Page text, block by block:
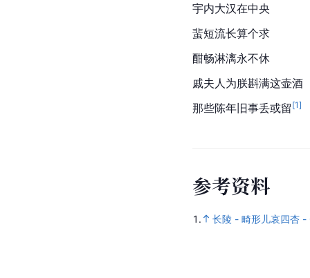
宇内大汉在中央
蜚短流长算个求
酣畅淋漓永不休
戚夫人 为朕斟满这壶酒
那些陈年旧事丢或留 [1]
参考资料
1. 长陵 - 畸形儿哀四杏 -